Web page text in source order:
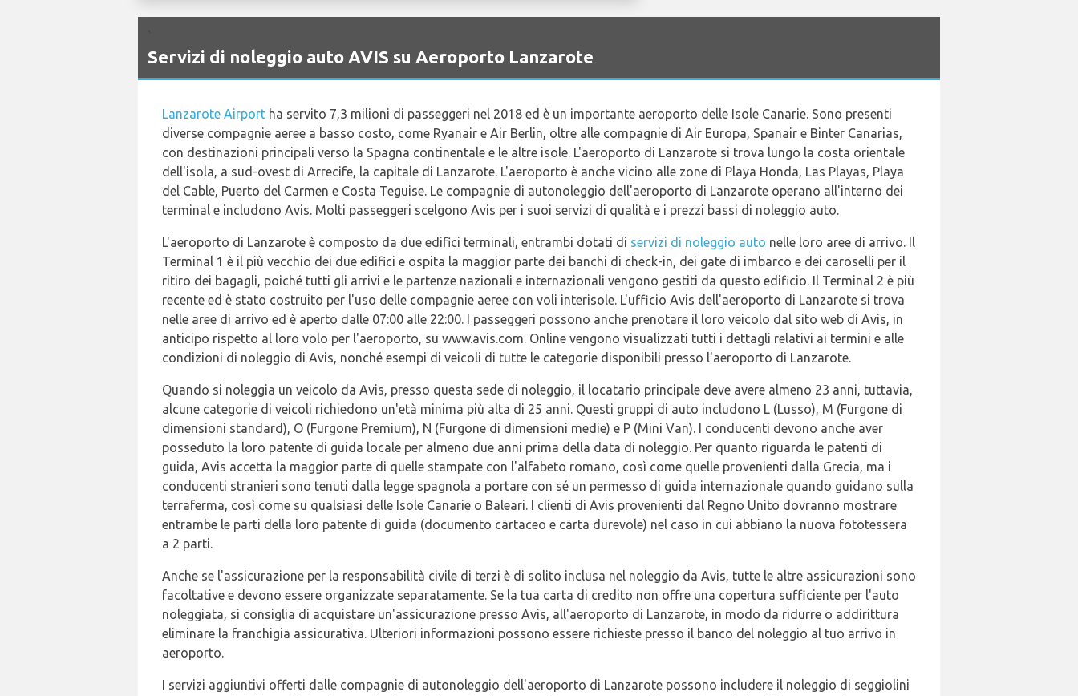
Servizi di noleggio auto AVIS su Aeroporto Lanzarote
Lanzarote Airport ha servito 7,3 milioni di passeggeri nel 2018 ed è un importante aeroporto delle Isole Canarie. Sono presenti
diverse compagnie aeree a basso costo, come Ryanair e Air Berlin, oltre alle compagnie di Air Europa, Spanair e Binter Canarias,
con destinazioni principali verso la Spagna continentale e le altre isole. L'aeroporto di Lanzarote si trova lungo la costa orientale
dell'isola, a sud-ovest di Arrecife, la capitale di Lanzarote. L'aeroporto è anche vicino alle zone di Playa Honda, Las Playas, Playa
del Cable, Puerto del Carmen e Costa Teguise. Le compagnie di autonoleggio dell'aeroporto di Lanzarote operano all'interno dei
terminal e includono Avis. Molti passeggeri scelgono Avis per i suoi servizi di qualità e i prezzi bassi di noleggio auto.
L'aeroporto di Lanzarote è composto da due edifici terminali, entrambi dotati di servizi di noleggio auto nelle loro aree di arrivo. Il
Terminal 1 è il più vecchio dei due edifici e ospita la maggior parte dei banchi di check-in, dei gate di imbarco e dei caroselli per il
ritiro dei bagagli, poiché tutti gli arrivi e le partenze nazionali e internazionali vengono gestiti da questo edificio. Il Terminal 2 è più
recente ed è stato costruito per l'uso delle compagnie aeree con voli interisole. L'ufficio Avis dell'aeroporto di Lanzarote si trova
nelle aree di arrivo ed è aperto dalle 07:00 alle 22:00. I passeggeri possono anche prenotare il loro veicolo dal sito web di Avis, in
anticipo rispetto al loro volo per l'aeroporto, su www.avis.com. Online vengono visualizzati tutti i dettagli relativi ai termini e alle
condizioni di noleggio di Avis, nonché esempi di veicoli di tutte le categorie disponibili presso l'aeroporto di Lanzarote.
Quando si noleggia un veicolo da Avis, presso questa sede di noleggio, il locatario principale deve avere almeno 23 anni, tuttavia,
alcune categorie di veicoli richiedono un'età minima più alta di 25 anni. Questi gruppi di auto includono L (Lusso), M (Furgone di
dimensioni standard), O (Furgone Premium), N (Furgone di dimensioni medie) e P (Mini Van). I conducenti devono anche aver
posseduto la loro patente di guida locale per almeno due anni prima della data di noleggio. Per quanto riguarda le patenti di
guida, Avis accetta la maggior parte di quelle stampate con l'alfabeto romano, così come quelle provenienti dalla Grecia, ma i
conducenti stranieri sono tenuti dalla legge spagnola a portare con sé un permesso di guida internazionale quando guidano sulla
terraferma, così come su qualsiasi delle Isole Canarie o Baleari. I clienti di Avis provenienti dal Regno Unito dovranno mostrare
entrambe le parti della loro patente di guida (documento cartaceo e carta durevole) nel caso in cui abbiano la nuova fototessera
a 2 parti.
Anche se l'assicurazione per la responsabilità civile di terzi è di solito inclusa nel noleggio da Avis, tutte le altre assicurazioni sono
facoltative e devono essere organizzate separatamente. Se la tua carta di credito non offre una copertura sufficiente per l'auto
noleggiata, si consiglia di acquistare un'assicurazione presso Avis, all'aeroporto di Lanzarote, in modo da ridurre o addirittura
eliminare la franchigia assicurativa. Ulteriori informazioni possono essere richieste presso il banco del noleggio al tuo arrivo in
aeroporto.
I servizi aggiuntivi offerti dalle compagnie di autonoleggio dell'aeroporto di Lanzarote possono includere il noleggio di seggiolini